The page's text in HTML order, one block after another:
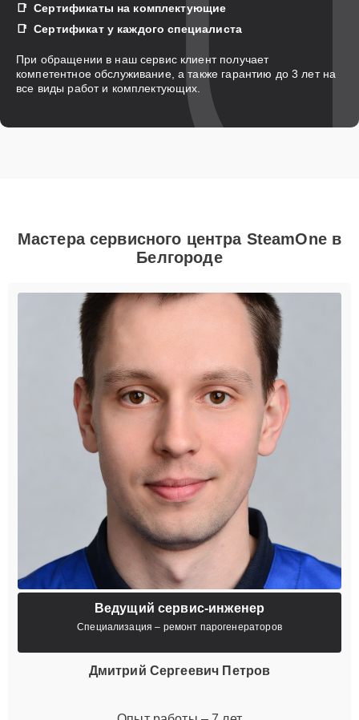
Сертификаты на комплектующие
Сертификат у каждого специалиста
При обращении в наш сервис клиент получает
компетентное обслуживание, а также гарантию до 3 лет на
все виды работ и комплектующих.
Мастера сервисного центра SteamOne в
Белгороде
Ведущий сервис-инженер
Специализация – ремонт парогенераторов
Дмитрий Сергеевич Петров